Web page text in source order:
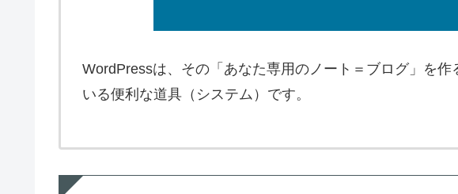
WordPressは、その「あなた専用のノート＝ブログ」を
いる便利な道具（システム）です。